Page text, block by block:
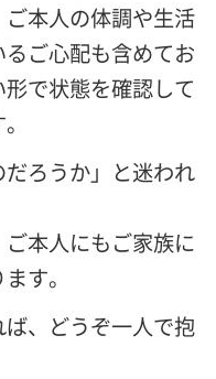
本人の体調や生活
ご心配も含めてお
で状態を確認して
だろうか」と迷われ
本人にもご家族に
す。
、どうぞ一人で抱